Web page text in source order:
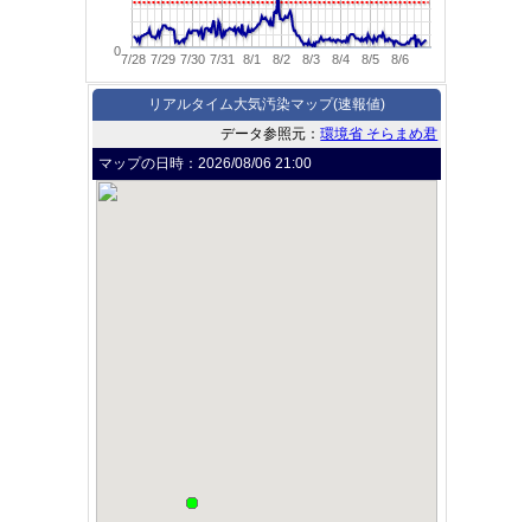
7/28 7/29 7/30 7/31 8/1 8/2 8/3 8/4 8/5 8/6
0
リアルタイム大気汚染マップ(速報値)
データ参照元：環境省 そらまめ君
マップの日時：2026/08/06 21:00